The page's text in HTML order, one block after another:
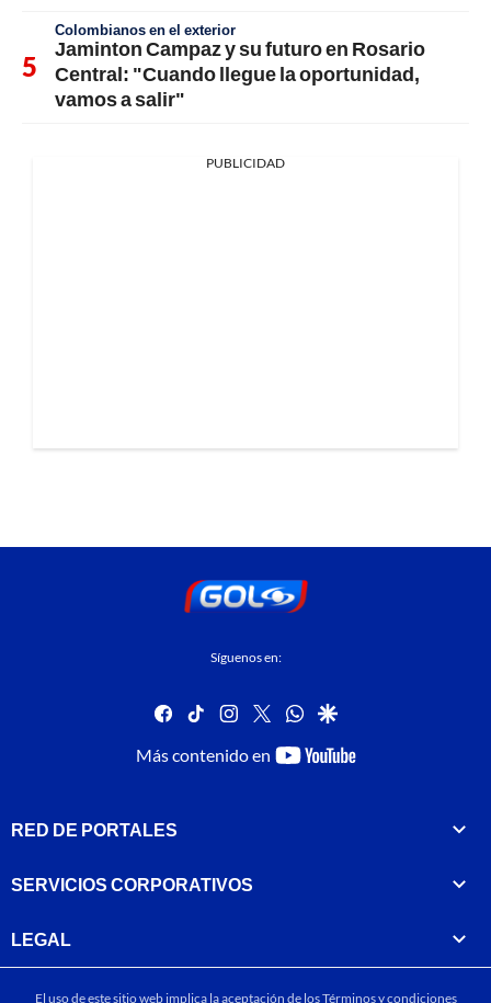
Colombianos en el exterior
Jaminton Campaz y su futuro en Rosario
Central: "Cuando llegue la oportunidad,
vamos a salir"
PUBLICIDAD
Síguenos en:
facebook
tiktok instagram
twitterwhatsapp
google
Más contenido en
youtube-
RED DE PORTALES
SERVICIOS CORPORATIVOS
LEGAL
El uso de este sitio web implica la aceptación de losTérminos y condiciones